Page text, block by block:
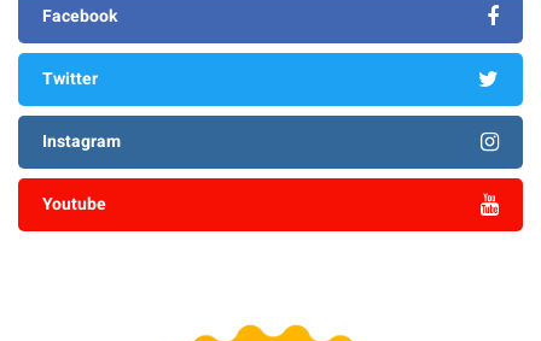
Facebook
Twitter
Instagram
Youtube